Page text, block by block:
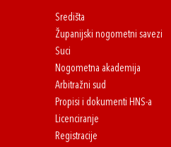
Središta
Županijski nogometni savezi
Suci
Nogometna akademija
Arbitražni sud
Propisi i dokumenti HNS-a
Licenciranje
Registracije